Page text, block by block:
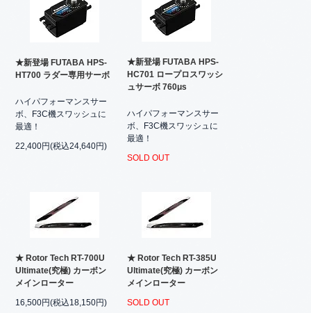
★新登場 FUTABA HPS-
HT700 ラダー専用サーボ
ハイパフォーマンスサー
ボ、F3C機スワッシュに
最適！
22,400円(税込24,640円)
★新登場 FUTABA HPS-
HC701 ロープロスワッシ
ュサーボ 760μs
ハイパフォーマンスサー
ボ、F3C機スワッシュに
最適！
SOLD OUT
★ Rotor Tech RT-700U
Ultimate(究極) カーボン
メインローター
16,500円(税込18,150円)
★ Rotor Tech RT-385U
Ultimate(究極) カーボン
メインローター
SOLD OUT